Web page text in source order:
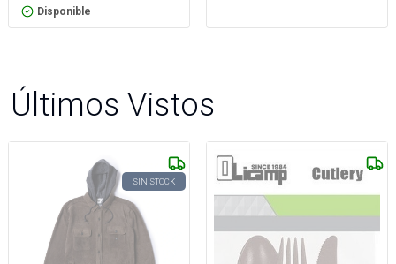
Disponible
Últimos Vistos
SIN STOCK